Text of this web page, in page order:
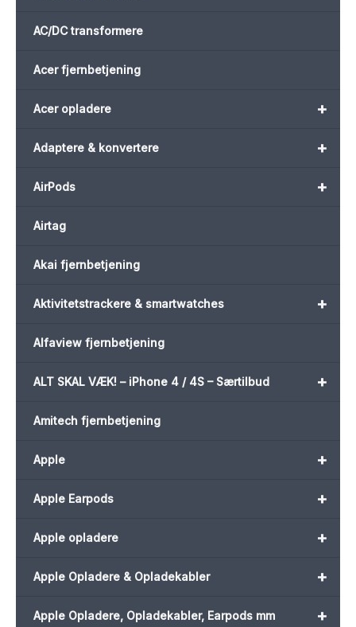
AC/DC transformere
Acer fjernbetjening
+
Acer opladere
+
Adaptere & konvertere
+
AirPods
Airtag
Akai fjernbetjening
+
Aktivitetstrackere & smartwatches
Alfaview fjernbetjening
+
ALT SKAL VÆK! – iPhone 4 / 4S – Særtilbud
Amitech fjernbetjening
+
Apple
+
Apple Earpods
+
Apple opladere
+
Apple Opladere & Opladekabler
+
Apple Opladere, Opladekabler, Earpods mm